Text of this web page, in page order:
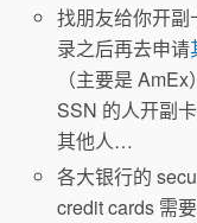
找朋友给你开
录之后再去申请
（主要是
SSN 的人开副
其他人…
各大银行的
credit cards 需